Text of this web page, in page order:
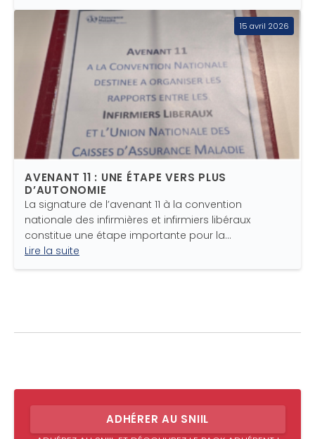
15 avril 2026
AVENANT 11 : UNE ÉTAPE VERS PLUS
D’AUTONOMIE
La signature de l’avenant 11 à la convention
nationale des infirmières et infirmiers libéraux
constitue une étape importante pour la…
Lire la suite
ADHÉRER AU SNIIL